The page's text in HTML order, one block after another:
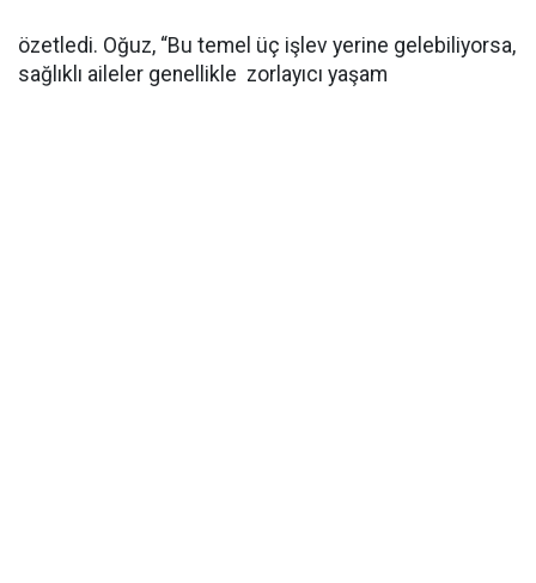
özetledi. Oğuz, “Bu temel üç işlev yerine gelebiliyorsa,
sağlıklı aileler genellikle zorlayıcı yaşam